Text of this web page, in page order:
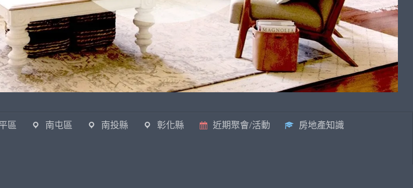
區 南屯區 南投縣 彰化縣 近期聚會/活動 房地產知識